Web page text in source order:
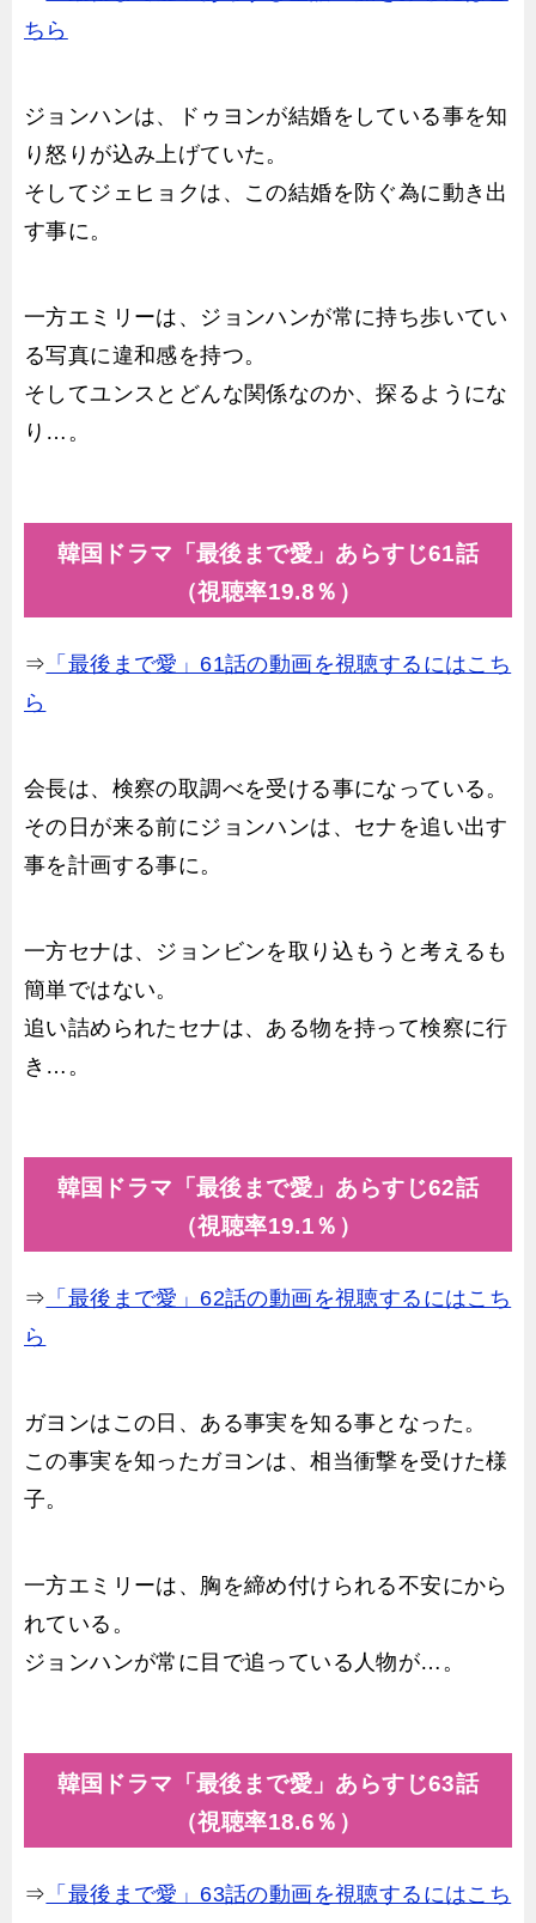
ちら
ジョンハンは、ドゥヨンが結婚をしている事を知
り怒りが込み上げていた。
そしてジェヒョクは、この結婚を防ぐ為に動き出
す事に。
一方エミリーは、ジョンハンが常に持ち歩いてい
る写真に違和感を持つ。
そしてユンスとどんな関係なのか、探るようにな
り…。
韓国ドラマ「最後まで愛」あらすじ61話
（視聴率19.8％）
⇒ 「最後まで愛」61話の動画を視聴するにはこち
ら
会長は、検察の取調べを受ける事になっている。
その日が来る前にジョンハンは、セナを追い出す
事を計画する事に。
一方セナは、ジョンビンを取り込もうと考えるも
簡単ではない。
追い詰められたセナは、ある物を持って検察に行
き…。
韓国ドラマ「最後まで愛」あらすじ62話
（視聴率19.1％）
⇒ 「最後まで愛」62話の動画を視聴するにはこち
ら
ガヨンはこの日、ある事実を知る事となった。
この事実を知ったガヨンは、相当衝撃を受けた様
子。
一方エミリーは、胸を締め付けられる不安にから
れている。
ジョンハンが常に目で追っている人物が…。
韓国ドラマ「最後まで愛」あらすじ63話
（視聴率18.6％）
⇒ 「最後まで愛」63話の動画を視聴するにはこち